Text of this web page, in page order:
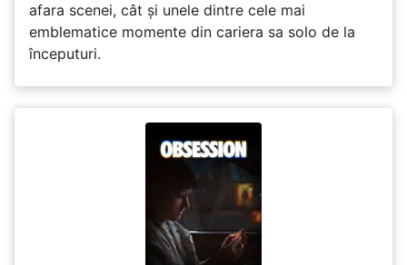
afara scenei, cât și unele dintre cele mai
emblematice momente din cariera sa solo de la
începuturi.